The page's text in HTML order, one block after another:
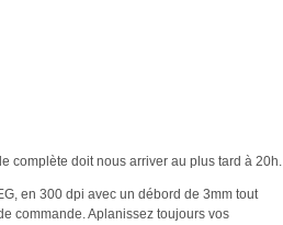
complète doit nous arriver au plus tard à 20h.
en 300 dpi avec un débord de 3mm tout
commande. Aplanissez toujours vos